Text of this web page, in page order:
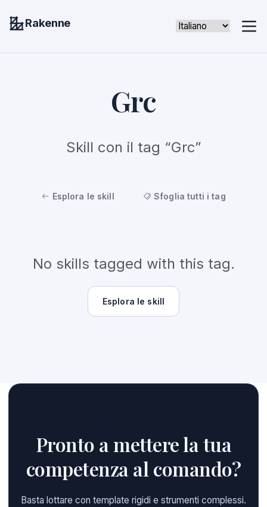
Rakenne
Grc
Skill con il tag “Grc”
Esplora le skill Sfoglia tutti i tag
No skills tagged with this tag.
Esplora le skill
Pronto a mettere la tua
competenza al comando?
Basta lottare con template rigidi e strumenti complessi.